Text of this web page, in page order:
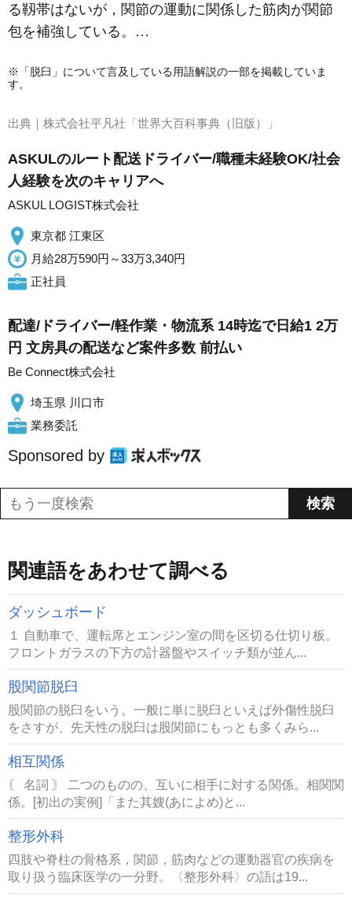
る靱帯はないが，関節の運動に関係した筋肉が関節
包を補強している。…
※「脱臼」について言及している用語解説の一部を掲載していま
す。
出典｜ 株式会社平凡社「世界大百科事典（旧版）」
ASKULのルート配送ドライバー/職種未経験OK/社会
人経験を次のキャリアへ
ASKUL LOGIST株式会社
東京都 江東区
月給28万590円～33万3,340円
正社員
配達/ドライバー/軽作業・物流系 14時迄で日給1 2万
円 文房具の配送など案件多数 前払い
Be Connect株式会社
埼玉県 川口市
業務委託
Sponsored by
関連語をあわせて調べる
ダッシュボード
１ 自動車で、運転席とエンジン室の間を区切る仕切り板。
フロントガラスの下方の計器盤やスイッチ類が並ん...
股関節脱臼
股関節の脱臼をいう。一般に単に脱臼といえば外傷性脱臼
をさすが、先天性の脱臼は股関節にもっとも多くみら...
相互関係
〘 名詞 〙 二つのものの、互いに相手に対する関係。相関関
係。[初出の実例]「また其嫂(あによめ)と...
整形外科
四肢や脊柱の骨格系，関節，筋肉などの運動器官の疾病を
取り扱う臨床医学の一分野。〈整形外科〉の語は19...